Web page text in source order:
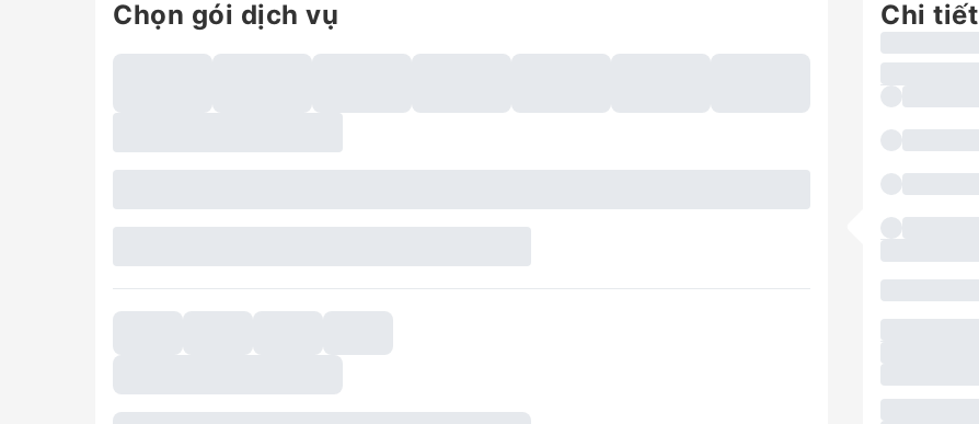
Chọn gói dịch vụ Chi tiết